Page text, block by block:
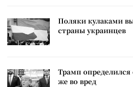
Поляки кулаками
страны украинцев
Трамп
же во вред